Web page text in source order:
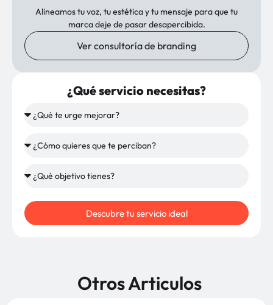
Alineamos tu voz, tu estética y tu mensaje para que tu
marca deje de pasar desapercibida.
Ver consultoría de branding
¿Qué servicio necesitas?
Descubre tu servicio ideal
Otros Articulos